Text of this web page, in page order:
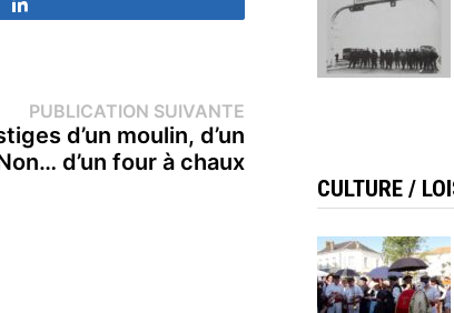
PUBLICATION SUIVANTEPublication
suivante :
d’un moulin, d’un
d’un four à chaux
CULTURE /